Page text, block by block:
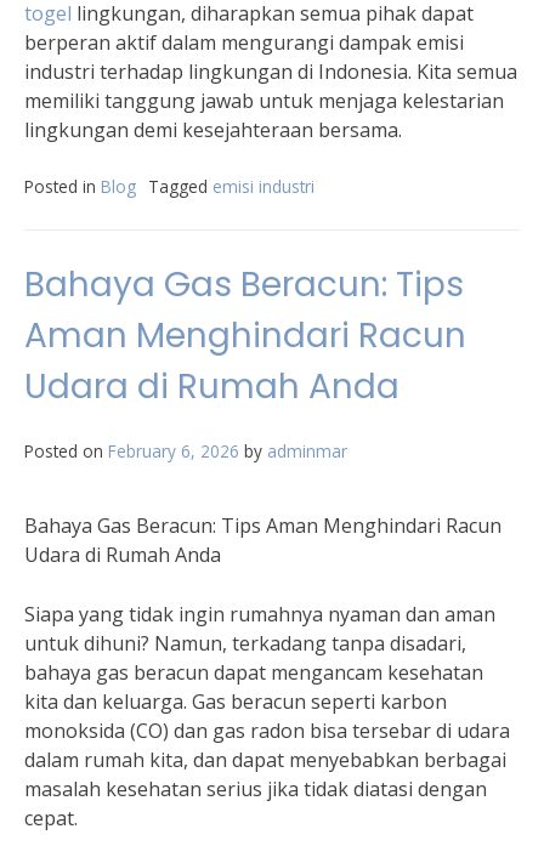
togel lingkungan, diharapkan semua pihak dapat
berperan aktif dalam mengurangi dampak emisi
industri terhadap lingkungan di Indonesia. Kita semua
memiliki tanggung jawab untuk menjaga kelestarian
lingkungan demi kesejahteraan bersama.
Posted in Blog Tagged emisi industri
Bahaya Gas Beracun: Tips
Aman Menghindari Racun
Udara di Rumah Anda
Posted on February 6, 2026 by adminmar
Bahaya Gas Beracun: Tips Aman Menghindari Racun
Udara di Rumah Anda
Siapa yang tidak ingin rumahnya nyaman dan aman
untuk dihuni? Namun, terkadang tanpa disadari,
bahaya gas beracun dapat mengancam kesehatan
kita dan keluarga. Gas beracun seperti karbon
monoksida (CO) dan gas radon bisa tersebar di udara
dalam rumah kita, dan dapat menyebabkan berbagai
masalah kesehatan serius jika tidak diatasi dengan
cepat.